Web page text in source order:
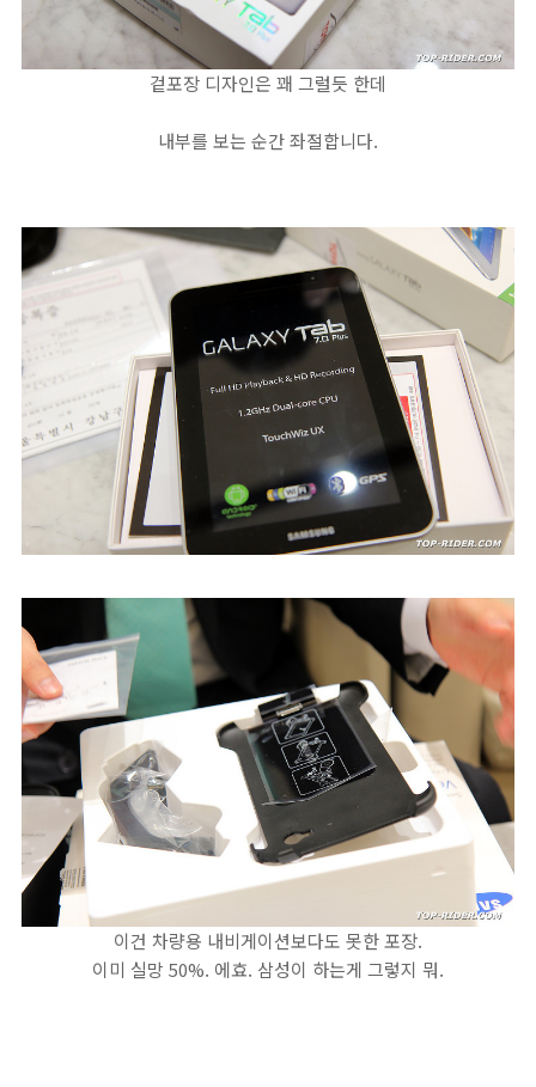
겉포장 디자인은 꽤 그럴듯 한데
내부를 보는 순간 좌절합니다.
이건 차량용 내비게이션보다도 못한 포장.
이미 실망 50%. 에효. 삼성이 하는게 그렇지 뭐.